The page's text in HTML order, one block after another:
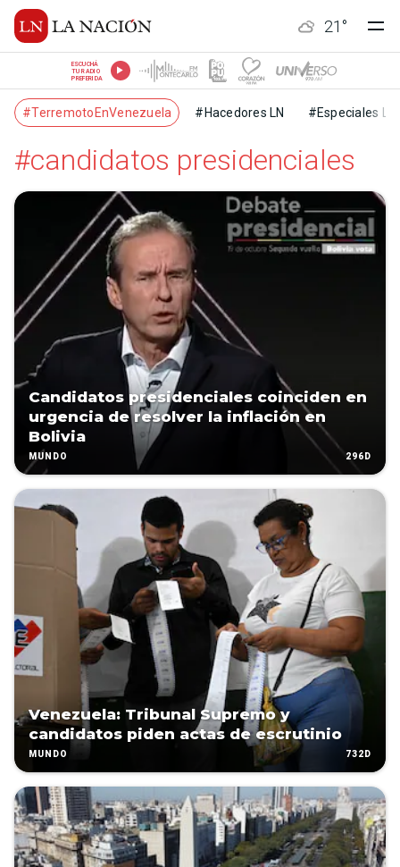
21 °
ESCUCHÁ
TU RADIO
PREFERIDA
#TerremotoEnVenezuela #Hacedores LN #Especiales LN
#candidatos presidenciales
Candidatos presidenciales coinciden en
urgencia de resolver la inflación en
Bolivia
MUNDO 296D
Venezuela: Tribunal Supremo y
candidatos piden actas de escrutinio
MUNDO 732D